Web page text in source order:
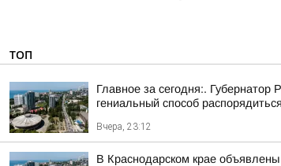
ТОП
Главное за сегодня:.
гениальный способ
Вчера, 23:12
В Краснодарском крае